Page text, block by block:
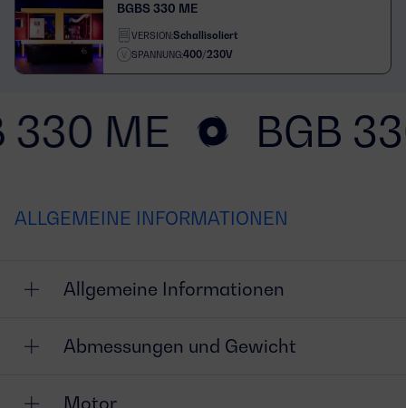
BGBS 330 ME
VERSION:Schallisoliert
SPANNUNG:400/230V
330 ME BGB
ALLGEMEINE INFORMATIONEN
Allgemeine Informationen
Abmessungen und Gewicht
Motor